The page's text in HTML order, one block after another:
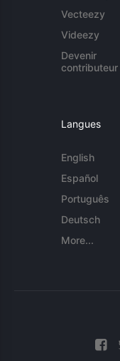
Vecteezy
Videezy
Devenir
contributeur
Langues
English
Español
Português
Deutsch
More...